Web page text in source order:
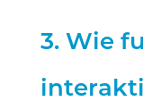
3. Wie